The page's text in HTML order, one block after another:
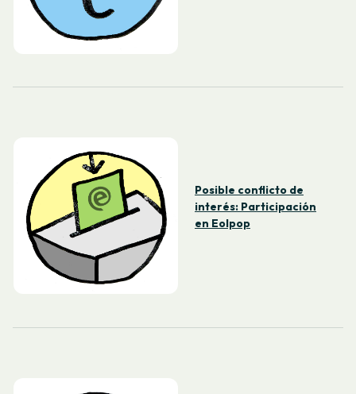
Posible conflicto de
interés: Participación
en Eolpop